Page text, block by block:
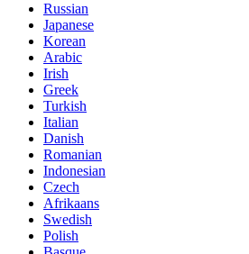
Russian
Japanese
Korean
Arabic
Irish
Greek
Turkish
Italian
Danish
Romanian
Indonesian
Czech
Afrikaans
Swedish
Polish